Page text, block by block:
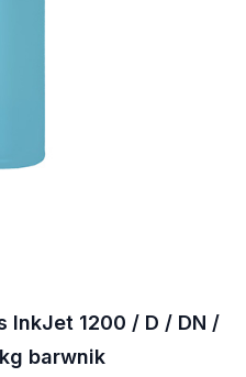
InkJet 1200 / D / DN /
barwnik